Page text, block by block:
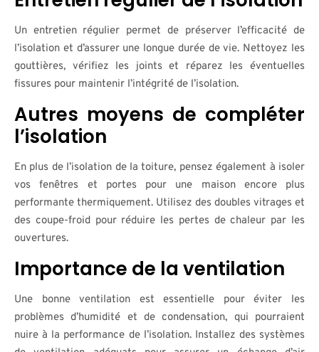
Un entretien régulier permet de préserver l’efficacité de
l’isolation et d’assurer une longue durée de vie. Nettoyez les
gouttières, vérifiez les joints et réparez les éventuelles
fissures pour maintenir l’intégrité de l’isolation.
Autres moyens de compléter
l’isolation
En plus de l’isolation de la toiture, pensez également à isoler
vos fenêtres et portes pour une maison encore plus
performante thermiquement. Utilisez des doubles vitrages et
des coupe-froid pour réduire les pertes de chaleur par les
ouvertures.
Importance de la ventilation
Une bonne ventilation est essentielle pour éviter les
problèmes d’humidité et de condensation, qui pourraient
nuire à la performance de l’isolation. Installez des systèmes